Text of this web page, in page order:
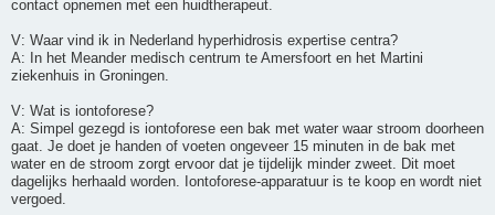
contact opnemen met een huidtherapeut.
V: Waar vind ik in Nederland hyperhidrosis expertise centra?
A: In het Meander medisch centrum te Amersfoort en het Martini
ziekenhuis in Groningen.
V: Wat is iontoforese?
A: Simpel gezegd is iontoforese een bak met water waar stroom doorheen
gaat. Je doet je handen of voeten ongeveer 15 minuten in de bak met
water en de stroom zorgt ervoor dat je tijdelijk minder zweet. Dit moet
dagelijks herhaald worden. Iontoforese-apparatuur is te koop en wordt niet
vergoed.